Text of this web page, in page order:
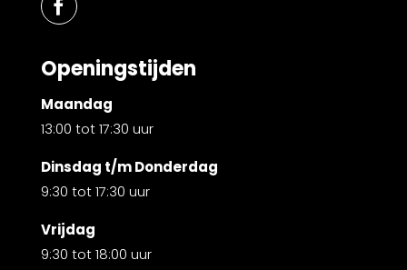
Openingstijden
Maandag
13:00 tot 17:30 uur
Dinsdag t/m Donderdag
9:30 tot 17:30 uur
Vrijdag
9:30 tot 18:00 uur